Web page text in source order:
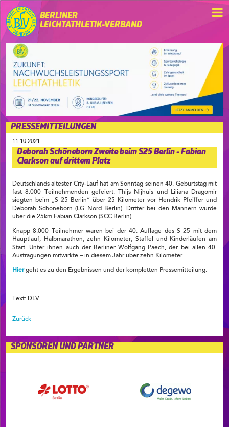
BERLINER
LEICHTATHLETIK-VERBAND
PRESSEMITTEILUNGEN
11.10.2021
Deborah Schöneborn Zweite beim S25 Berlin - Fabian
Clarkson auf drittem Platz
Deutschlands ältester City-Lauf hat am Sonntag seinen 40. Geburtstag mit
fast 8.000 Teilnehmenden gefeiert. Thijs Nijhuis und Liliana Dragomir
siegten beim „S 25 Berlin“ über 25 Kilometer vor Hendrik Pfeiffer und
Deborah Schöneborn (LG Nord Berlin). Dritter bei den Männern wurde
über die 25km Fabian Clarkson (SCC Berlin).
Knapp 8.000 Teilnehmer waren bei der 40. Auflage des S 25 mit dem
Hauptlauf, Halbmarathon, zehn Kilometer, Staffel und Kinderläufen am
Start. Unter ihnen auch der Berliner Wolfgang Paech, der bei allen 40.
Austragungen mitwirkte – in diesem Jahr über zehn Kilometer.
Hier geht es zu den Ergebnissen und der kompletten Pressemitteilung.
Text: DLV
Zurück
SPONSOREN UND PARTNER